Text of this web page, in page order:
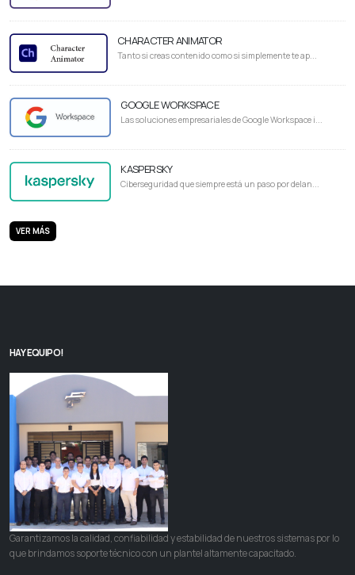
CHARACTER ANIMATOR
Tanto si creas contenido como si simplemente te ap...
GOOGLE WORKSPACE
Las soluciones empresariales de Google Workspace i...
KASPERSKY
Ciberseguridad que siempre está un paso por delan...
VER MÁS
HAY EQUIPO!
Garantizamos la calidad, confiabilidad y estabilidad de nuestros sistemas por lo
que brindamos soporte técnico con un plantel altamente capacitado.